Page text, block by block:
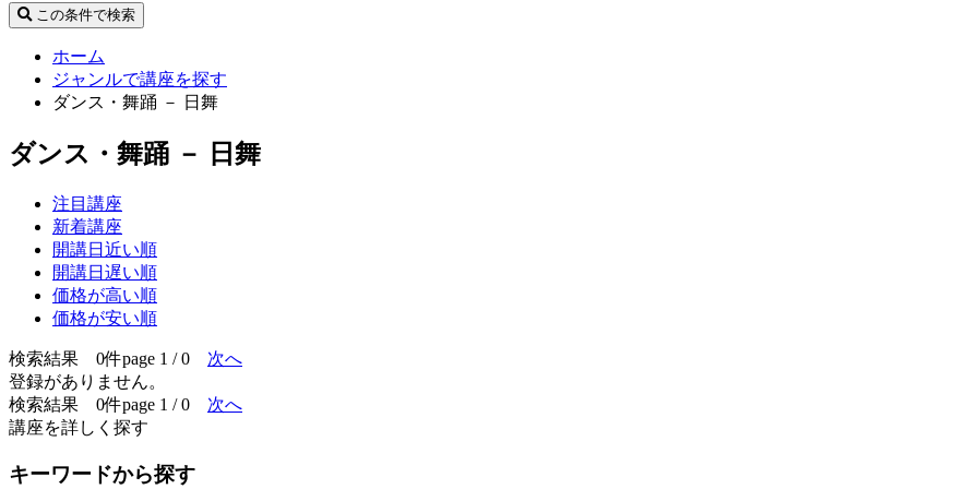
この条件で検索
ホーム
ジャンルで講座を探す
ダンス・舞踊 － 日舞
ダンス・舞踊 － 日舞
注目講座
新着講座
開講日近い順
開講日遅い順
価格が高い順
価格が安い順
検索結果 0件page 1 / 0 次へ
登録がありません。
検索結果 0件page 1 / 0 次へ
講座を詳しく探す
キーワードから探す